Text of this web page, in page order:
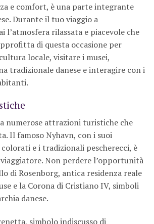
e comfort, è una parte integrante
Durante il tuo viaggio a
l’atmosfera rilassata e piacevole che
di questa occasione per
locale, visitare i musei,
tradizionale danese e interagire con i
numerose attrazioni turistiche che
Il famoso Nyhavn, con i suoi
e i tradizionali pescherecci, è
Non perdere l’opportunità
di Rosenborg, antica residenza reale
e la Corona di Cristiano IV, simboli
danese.
simbolo indiscusso di